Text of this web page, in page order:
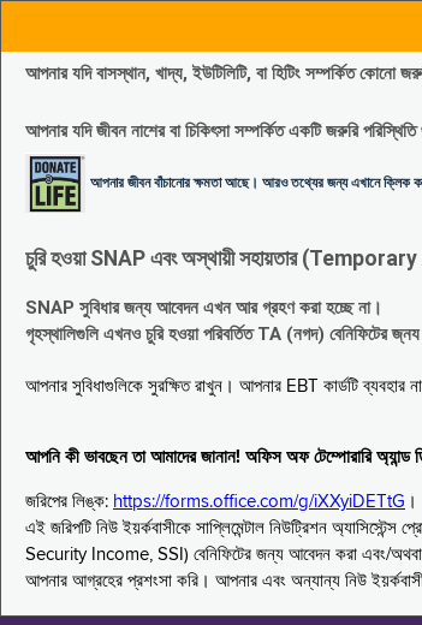
আপনার যদি বাসস্থান, খাদ্য, ইউটিলিটি, বা হিটিং সম্পর্কিত
আপনার যদি জীবন নাশের বা চিকিৎসা সম্পর্কিত একটি জরুরি
আপনার জীবন বাঁচানোর ক্ষমতা আছে। আরও তথ্যের জন্য এখানে ক্লিক
চুরি হওয়া SNAP এবং অস্থায়ী সহায়তার (Temporary
SNAP সুবিধার জন্য আবেদন এখন আর গ্রহণ করা হচ্ছে না।
গৃহস্থালিগুলি এখনও চুরি হওয়া পরিবর্তিত TA (নগদ) বেনিফিটের
আপনার সুবিধাগুলিকে সুরক্ষিত রাখুন। আপনার EBT কার্ডটি ব্যবহার
আপনি কী ভাবছেন তা আমাদের জানান! অফিস অফ টেম্পোরারি
জরিপের লিঙ্ক: https://forms.office.com/g/iXXyiDETtG ।
এই জরিপটি নিউ ইয়র্কবাসীকে সাপ্লিমেন্টাল নিউট্রিশন
Security Income, SSI) বেনিফিটের জন্য আবেদন করা এবং/অথবা তা
আপনার আগ্রহের প্রশংসা করি। আপনার এবং অন্যান্য নিউ